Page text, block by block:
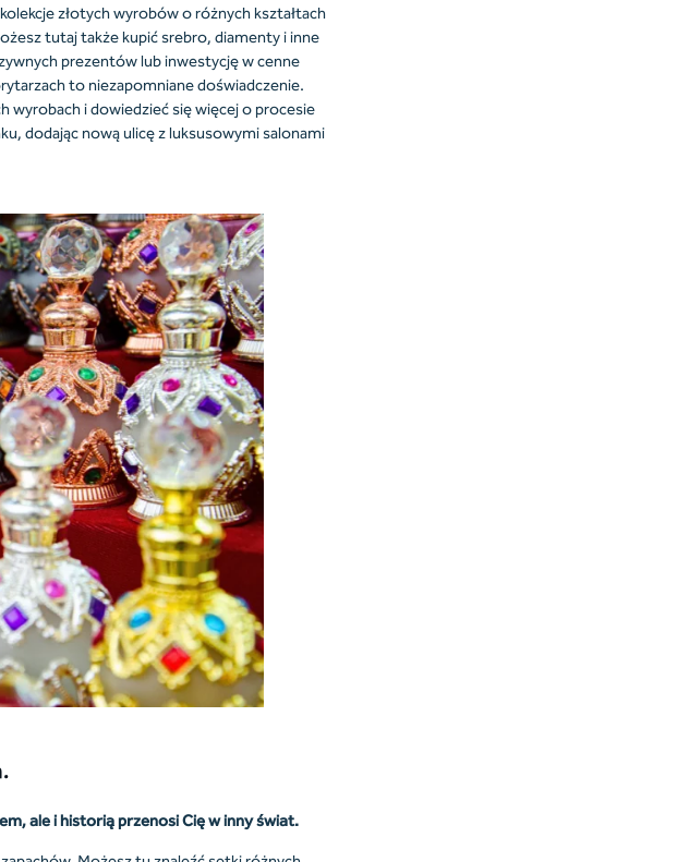
złotych wyrobów o różnych kształtach
tutaj także kupić srebro, diamenty i inne
prezentów lub inwestycję w cenne
to niezapomniane doświadczenie.
wyrobach i dowiedzieć się więcej o procesie
dodając nową ulicę z luksusowymi salonami
ale i historią przenosi Cię w inny świat.